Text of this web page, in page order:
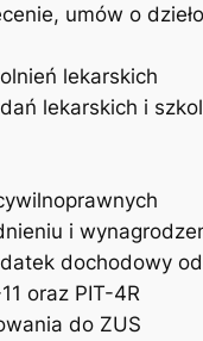
umów o dzieło
lekarskich
lekarskich i
i
dochodowy
oraz PIT-4R
do ZUS